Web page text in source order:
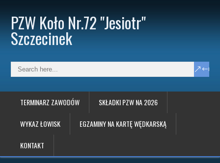
PZW Koło Nr.72 "Jesiotr"
Szczecinek
TERMINARZ ZAWODÓW SKŁADKI PZW NA 2026
WYKAZ ŁOWISK EGZAMINY NA KARTĘ WĘDKARSKĄ
KONTAKT